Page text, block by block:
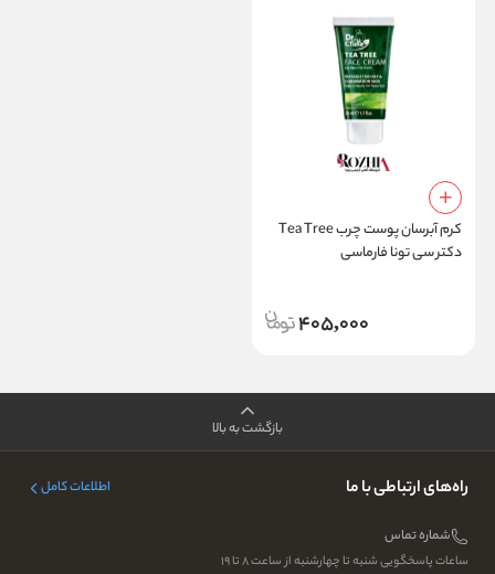
کرم آبرسان پوست چرب Tea Tree
دکتر سی تونا فارماسی
405,000
بازگشت به بالا
راه‌های ارتباطی با ما اطلاعات کامل
شماره تماس
ساعات پاسخگویی شنبه تا چهارشنبه از ساعت ۸ تا ۱۹